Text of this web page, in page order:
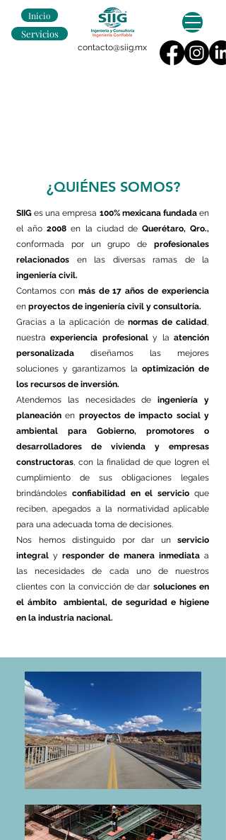
Inicio
Servicios
contacto@siig.mx
¿QUIÉNES SOMOS?
SIIG es una empresa 100% mexicana fundadaen
el año2008en la ciudad de Querétaro, Qro.,
conformada por un grupo de profesionales
relacionados en las diversas ramas de la
ingeniería civil.
Contamos con más de 17 años de experiencia
en proyectos de ingeniería civil y consultoría.
Gracias a la aplicación de normas de calidad,
nuestraexperiencia profesionaly laatención
personalizada diseñamos las mejores
soluciones y garantizamos la optimización de
los recursos de inversión.
Atendemos las necesidades deingeniería y
planeación en proyectos de impacto social y
ambiental
para Gobierno, promotores o
desarrolladores de vivienda y empresas
constructoras, con la finalidad de que logren el
cumplimiento de sus obligaciones legales
brindándoles confiabilidad en el servicio que
reciben, apegados a la normatividad aplicable
para una adecuada toma de decisiones.
Nos hemos distinguido por dar un servicio
integral y responder de manera inmediata a
las necesidades de cada uno de nuestros
clientes con la convicción de dar soluciones en
el ámbito ambiental, de seguridad e higiene
en la industria nacional.